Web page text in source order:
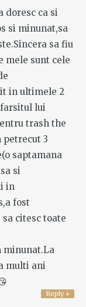
doresc ca si
si minunat,sa
sa fiu
mele sunt cele
in ultimele 2
lui
trash the
petrecut 3
saptamana
si
in
fost
citesc toate
minunat.La
multi ani
Reply↓